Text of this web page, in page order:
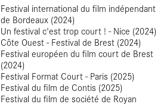
Festival international du film indépendant
de Bordeaux (2024)
Un festival c'est trop court ! - Nice (2024)
Côte Ouest - Festival de Brest (2024)
Festival européen du film court de Brest
(2024)
Festival Format Court - Paris (2025)
Festival du film de Contis (2025)
Festival du film de société de Royan